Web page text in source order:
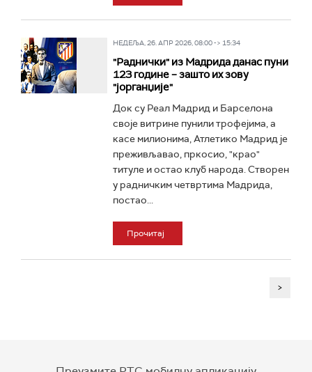
НЕДЕЉА, 26. АПР 2026, 08:00 -> 15:34
"Раднички" из Мадрида данас пуни
123 године – зашто их зову
"јорганџије"
Док су Реал Мадрид и Барселона
своје витрине пунили трофејима, а
касе милионима, Атлетико Мадрид је
преживљавао, пркосио, "крао"
титуле и остао клуб народа. Створен
у радничким четвртима Мадрида,
постао...
Прочитај
>